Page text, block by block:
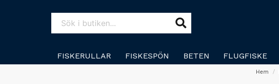
FISKERULLAR FISKESPÖN BETEN FLUGFISKE
Hem